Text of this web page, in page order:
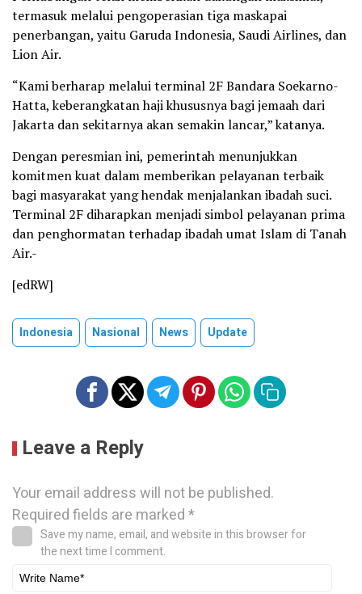
termasuk melalui pengoperasian tiga maskapai
penerbangan, yaitu Garuda Indonesia, Saudi Airlines, dan
Lion Air.
“Kami berharap melalui terminal 2F Bandara Soekarno-
Hatta, keberangkatan haji khususnya bagi jemaah dari
Jakarta dan sekitarnya akan semakin lancar,” katanya.
Dengan peresmian ini, pemerintah menunjukkan
komitmen kuat dalam memberikan pelayanan terbaik
bagi masyarakat yang hendak menjalankan ibadah suci.
Terminal 2F diharapkan menjadi simbol pelayanan prima
dan penghormatan terhadap ibadah umat Islam di Tanah
Air.-
[edRW]
Indonesia Nasional News Update
Leave a Reply
Your email address will not be published.
Required fields are marked*
Save my name, email, and website in this browser for
the next time I comment.